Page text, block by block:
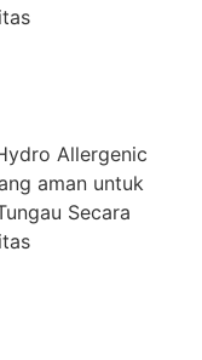
Allergenic
aman untuk
Secara